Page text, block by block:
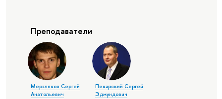
Преподаватели
Мерзляков Сергей
Анатольевич
Пекарский Сергей
Эдмундович